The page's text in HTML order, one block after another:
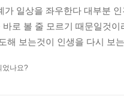
인 프레임으로 상황을 바
운 프레임에 집어넣음으로
바라볼 수 있는 여러 프레임
후 5초가 중요하다
가 일상을 좌우한다 대부분
바로 볼 줄 모르기 때문일것
해 보는것이 인생을 다시 보
었나요?